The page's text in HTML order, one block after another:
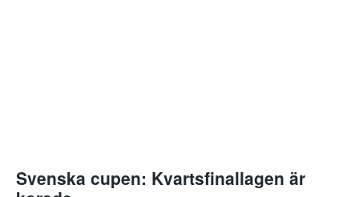
Svenska cupen: Kvartsfinallagen är